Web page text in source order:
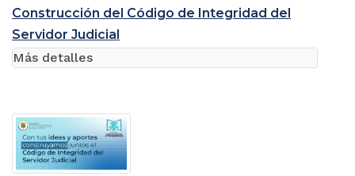
Construcción del Código de Integridad del
Servidor Judicial
Más detalles